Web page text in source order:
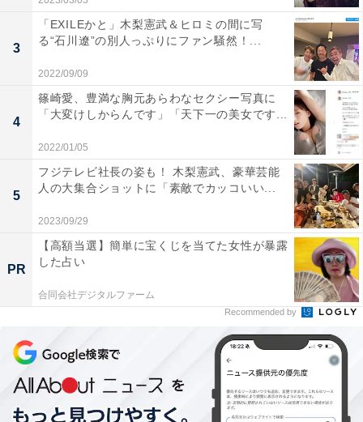
3
「EXILEかと」木梨憲武＆ヒロミの間に写
る“石川遼”の別人っぷりにファン騒然！...
2022/09/09
4
篠崎愛、豊満な胸元あらわなセクシー写真に
「大変けしからんです」「天下一の美女です...
2022/01/05
5
フジテレビ社長の姿も！ 木梨憲武、豪華芸能
人の大集合ショットに「素敵でカッコいい...
2023/09/29
PR
【高額当選】簡単に宝くじを当てた女性が暴露
した占い
合同会社デジタルファーム
Recommended by